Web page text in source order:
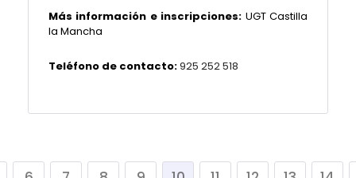
Más información e inscripciones: UGT Castilla
la Mancha
Teléfono de contacto:925 252 518